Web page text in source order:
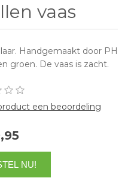
vaas
Handgemaakt door PH
groen. De vaas is zacht.
een beoordeling